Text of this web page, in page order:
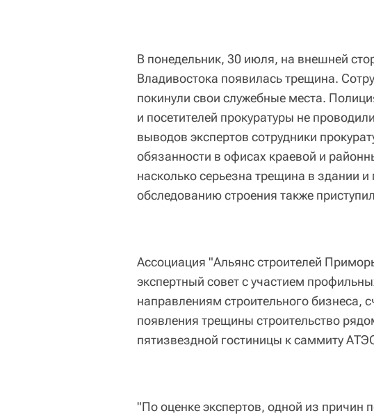
В понедельник, 30 июля, на внешней
Владивостока появилась трещина.
покинули свои служебные места.
и посетителей прокуратуры не
выводов экспертов сотрудники
обязанности в офисах краевой и
насколько серьезна трещина в здании
обследованию строения также
Ассоциация "Альянс строителей
экспертный совет с участием
направлениям строительного бизнеса,
появления трещины строительство
пятизвездной гостиницы к саммиту
"По оценке экспертов, одной из